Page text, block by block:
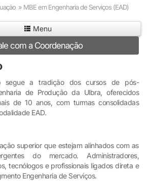
Matricule-se
» MBE em Engenharia de Serviços (EAD)
Menu
com a Coordenação
segue a tradição dos cursos de pós-
de Produção da Ulbra, oferecidos
de 10 anos, com turmas consolidadas
EAD.
superior que estejam alinhados com as
do mercado. Administradores,
tecnólogos e profissionais ligados direta e
Engenharia de Serviços.